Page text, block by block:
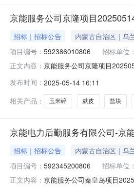
京能服务公司京隆项目
招标｜招标公告 内蒙古自治区｜乌
项目编号： 592386010806 招标单位：
正文内容： 京能服务公司京隆项目
牛饲料----20袋9--麻片----20
发布时间： 2025-05-14 16:11
相关产品：
玉米碎 麸皮 盐块
京能电力后勤服务有限公司-京
招标｜招标公告 内蒙古自治区｜乌
项目编号： 592345200806 招标单位：
正文内容： 京能服务公司秦皇岛项目